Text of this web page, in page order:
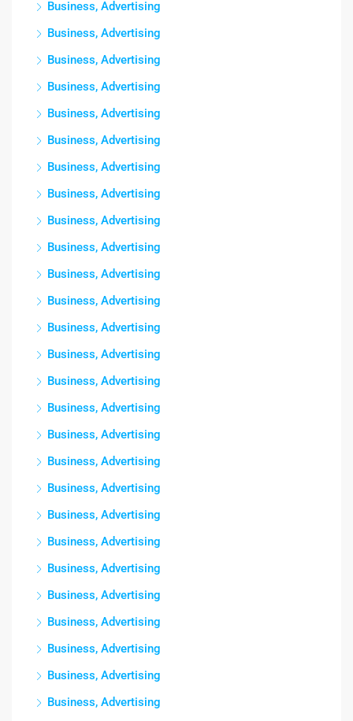
Business, Advertising
Business, Advertising
Business, Advertising
Business, Advertising
Business, Advertising
Business, Advertising
Business, Advertising
Business, Advertising
Business, Advertising
Business, Advertising
Business, Advertising
Business, Advertising
Business, Advertising
Business, Advertising
Business, Advertising
Business, Advertising
Business, Advertising
Business, Advertising
Business, Advertising
Business, Advertising
Business, Advertising
Business, Advertising
Business, Advertising
Business, Advertising
Business, Advertising
Business, Advertising
Business, Advertising